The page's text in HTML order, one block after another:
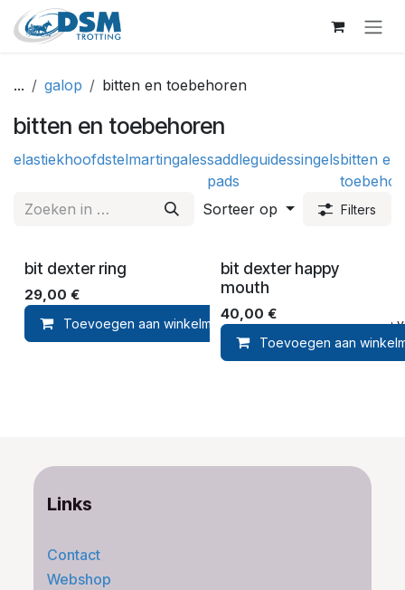
Overslaan naar inhoud
... galop bitten en toebehoren
bitten en toebehoren
elastiekhoofdstelmartingalessaddle
pads
guidessingelsbitten en
Sorteer op
Filters
bit dexter ring
29,00 €
Toevoegen aan winkelmandje Toevoegen aan
bit dexter happy
mouth
40,00 €
Toevoegen aan
Links
Contact
Webshop